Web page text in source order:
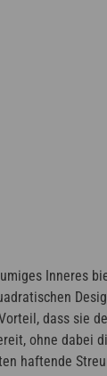
Inneres
dass sie
ohne
haftende